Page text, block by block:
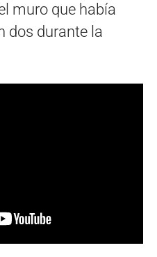
muro que había
dos durante la